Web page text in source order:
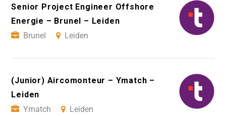
Senior Project Engineer Offshore
Energie – Brunel – Leiden
Brunel
Leiden
(Junior) Aircomonteur – Ymatch –
Leiden
Ymatch
Leiden